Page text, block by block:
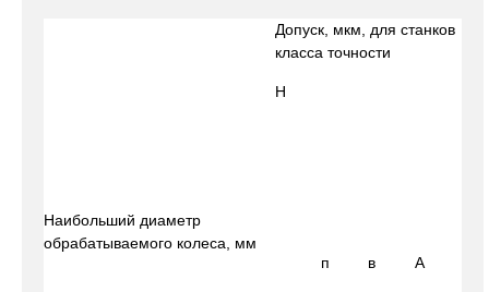
Наибольший диаметр
обрабатываемого колеса, мм
Допуск, мкм, для станков
класса точности
Н
п в А